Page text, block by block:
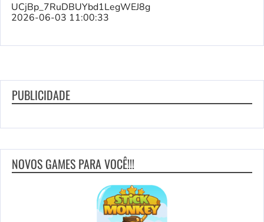
UCjBp_7RuDBUYbd1LegWEJ8g
2026-06-03 11:00:33
PUBLICIDADE
NOVOS GAMES PARA VOCÊ!!!